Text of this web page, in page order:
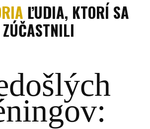
ĽUDIA, KTORÍ SA
ZÚČASTNILI